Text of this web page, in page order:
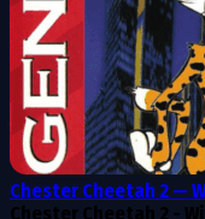
Chester Cheetah 2 —
Chester Cheetah 2 -